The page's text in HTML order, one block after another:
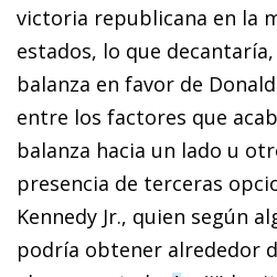
victoria republicana en la
estados, lo que
balanza en favor de
entre los factores que
balanza hacia un lado u
presencia de terceras
Kennedy Jr., quien según
podría obtener alrededor